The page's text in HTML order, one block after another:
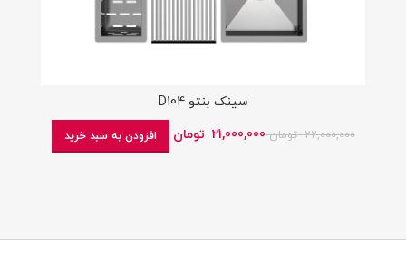
سینک بنتو D104
22,000,000 تومان21,000,000 تومان افزودن به سبد خرید